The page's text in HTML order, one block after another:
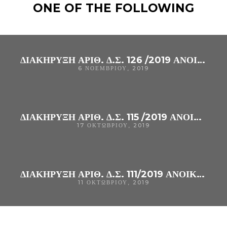
ONE OF THE FOLLOWING
ΔΙΑΚΗΡΥΞΗ ΑΡΙΘ. Δ.Σ. 126 /2019 ΑΝΟΙΚΤΌΣ ΗΛΕΚΤΡΟΝΙΚΌΣ ΔΙΑΓΩΝΙΣΜΌΣ ΚΆΤΩ ΤΩΝ ΟΡΊΩΝ ΓΙΑ ΤΗΝ ΠΡΟΜΉΘΕΙΑ «ΑΝΤΙΔΡΑΣΤΗΡΙΩΝ ANOΣΟΛΟΓΙΚΩΝ ΑΝΑΛΥΣΕΩΝ (ME ΠΑΡΑΧΩΡΗΣΗ ΣΥΝΟΔΟΥ ΕΞΟΠΛΙΣΜΟΥ) (CPV : 33127000-6)» ΤΟΥ Γ. Ν. ΆΡΤΑΣ.
6 ΝΟΕΜΒΡΊΟΥ, 2019
ΔΙΑΚΗΡΥΞΗ ΑΡΙΘ. Δ.Σ. 115 /2019 ΑΝΟΙΚΤΌΣ ΗΛΕΚΤΡΟΝΙΚΌΣ ΔΙΑΓΩΝΙΣΜΌΣ ΚΆΤΩ ΤΩΝ ΟΡΊΩΝ ΓΙΑ ΤΗΝ ΠΡΟΜΉΘΕΙΑ «ΑΝΤΙΔΡΑΣΤΗΡΙΑ ΓΙΑ ΤΗΝ ΕΞΑΚΡΙΒΩΣΗ ΤΗΣ ΟΜΑΔΑΣ ΑΙΜΑΤΟΣ (CPV : 33696100-6)»
17 ΟΚΤΩΒΡΊΟΥ, 2019
ΔΙΑΚΗΡΥΞΗ ΑΡΙΘ. Δ.Σ. 111/2019 ΑΝΟΙΚΤΌΣ ΗΛΕΚΤΡΟΝΙΚΌΣ ΔΙΑΓΩΝΙΣΜΌΣ ΚΆΤΩ ΤΩΝ ΟΡΊΩΝ ΓΙΑ ΤΗΝ ΠΡΟΜΉΘΕΙΑ «ΑΝΤΙΔΡΑΣΤΗΡΙΑ ΒΙΟΧΗΜΙΚΩΝ ΑΝΑΛΥΤΩΝ (ΜΕ ΠΑΡΑΧΩΡΗΣΗ ΣΥΝΟΔΟΥ ΕΞΟΠΛΙΣΜΟΥ)»CPV: 33696500-0 ΓΙΑ ΤΗΝ ΚΆΛΥΨΗ ΤΩΝ ΑΝΑΓΚΏΝ ΤΟΥ Γ.Ν. ΆΡΤΑΣ.
11 ΟΚΤΩΒΡΊΟΥ, 2019